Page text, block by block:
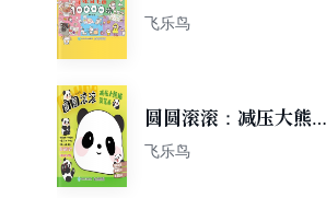
10000例
飞乐鸟
圆圆滚滚：减压大熊猫
简笔画
飞乐鸟